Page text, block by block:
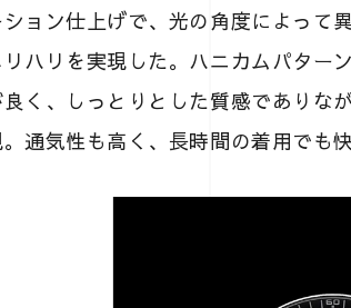
ション仕上げで、光の角度によって
ハリを実現した。ハニカムパター
く、しっとりとした質感でありな
通気性も高く、長時間の着用でも